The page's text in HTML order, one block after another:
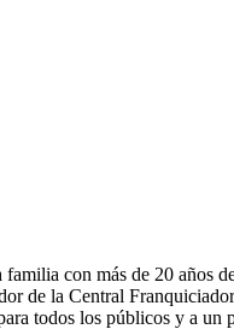
con más de 20 años
de la Central
todos los públicos y a un